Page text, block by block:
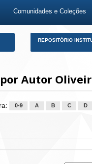
Comunidades e Coleções
REPOSITÓRIO
Autor
0-9 A B C D